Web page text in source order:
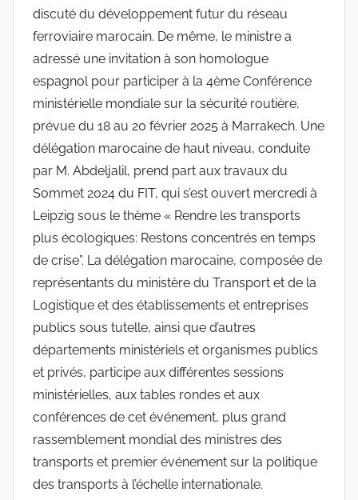
discuté du développement futur du réseau
ferroviaire marocain. De même, le ministre a
adressé une invitation à son homologue
espagnol pour participer à la 4ème Conférence
ministérielle mondiale sur la sécurité routière,
prévue du 18 au 20 février 2025 à Marrakech. Une
délégation marocaine de haut niveau, conduite
par M. Abdeljalil, prend part aux travaux du
Sommet 2024 du FIT, qui s’est ouvert mercredi à
Leipzig sous le thème « Rendre les transports
plus écologiques: Restons concentrés en temps
de crise”. La délégation marocaine, composée de
représentants du ministère du Transport et de la
Logistique et des établissements et entreprises
publics sous tutelle, ainsi que d’autres
départements ministériels et organismes publics
et privés, participe aux différentes sessions
ministérielles, aux tables rondes et aux
conférences de cet événement, plus grand
rassemblement mondial des ministres des
transports et premier événement sur la politique
des transports à l’échelle internationale.